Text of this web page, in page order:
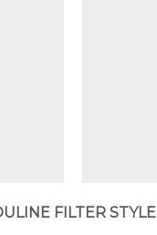
FILTER STYLE